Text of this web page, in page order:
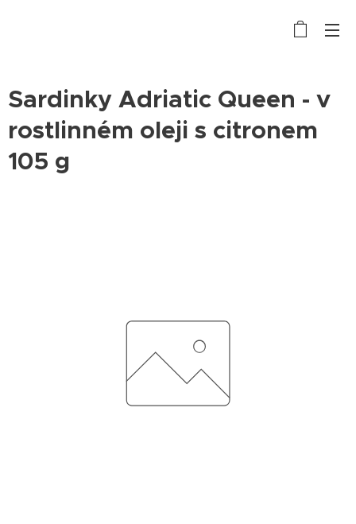
Sardinky Adriatic Queen - v
rostlinném oleji s citronem
105 g